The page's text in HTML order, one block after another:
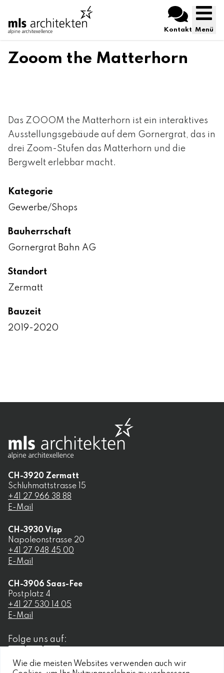
Kontakt Menü
Zooom the Matterhorn
Das ZOOOM the Matterhorn ist ein interaktives
Ausstellungsgebäude auf dem Gornergrat, das in
drei Zoom-Stufen das Matterhorn und die
Bergwelt erlebbar macht.
Kategorie
Gewerbe/Shops
Bauherrschaft
Gornergrat Bahn AG
Standort
Zermatt
Bauzeit
2019-2020
CH-3920 Zermatt
Schluhmattstrasse 15
+41 27 966 38 88
E-Mail
CH-3930 Visp
Napoleonstrasse 20
+41 27 948 45 00
E-Mail
CH-3906 Saas-Fee
Postplatz 4
+41 27 530 14 05
E-Mail
Folge uns auf:
Wie die meisten Websites verwenden auch wir